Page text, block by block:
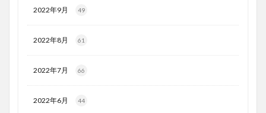
2022年9月 49
2022年8月 61
2022年7月 66
2022年6月 44